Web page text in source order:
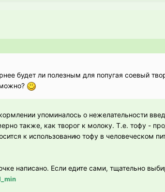
будет ли полезным для попугая соевый
упоминалось о нежелательности
также, как творог к молоку. Т.е. тофу -
к использованию тофу в человеческом
написано. Если едите сами, тщательно